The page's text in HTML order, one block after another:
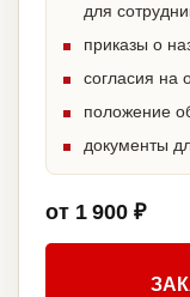
для
приказы о
согласия на
положение
документы
от 1 900 ₽